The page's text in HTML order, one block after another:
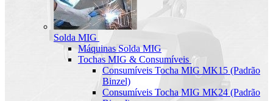
Solda MIG
Máquinas Solda MIG
Tochas MIG & Consumíveis
Consumíveis Tocha MIG MK15 (Padrão
Binzel)
Consumíveis Tocha MIG MK24 (Padrão